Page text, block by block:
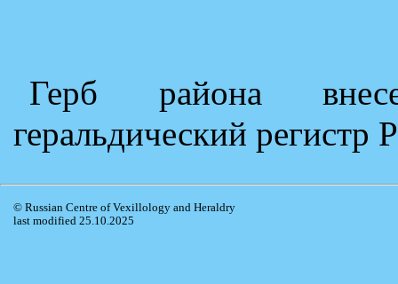
Герб района
геральдический
© Russian Centre of Vexillology and Heraldry
last modified 25.10.2025